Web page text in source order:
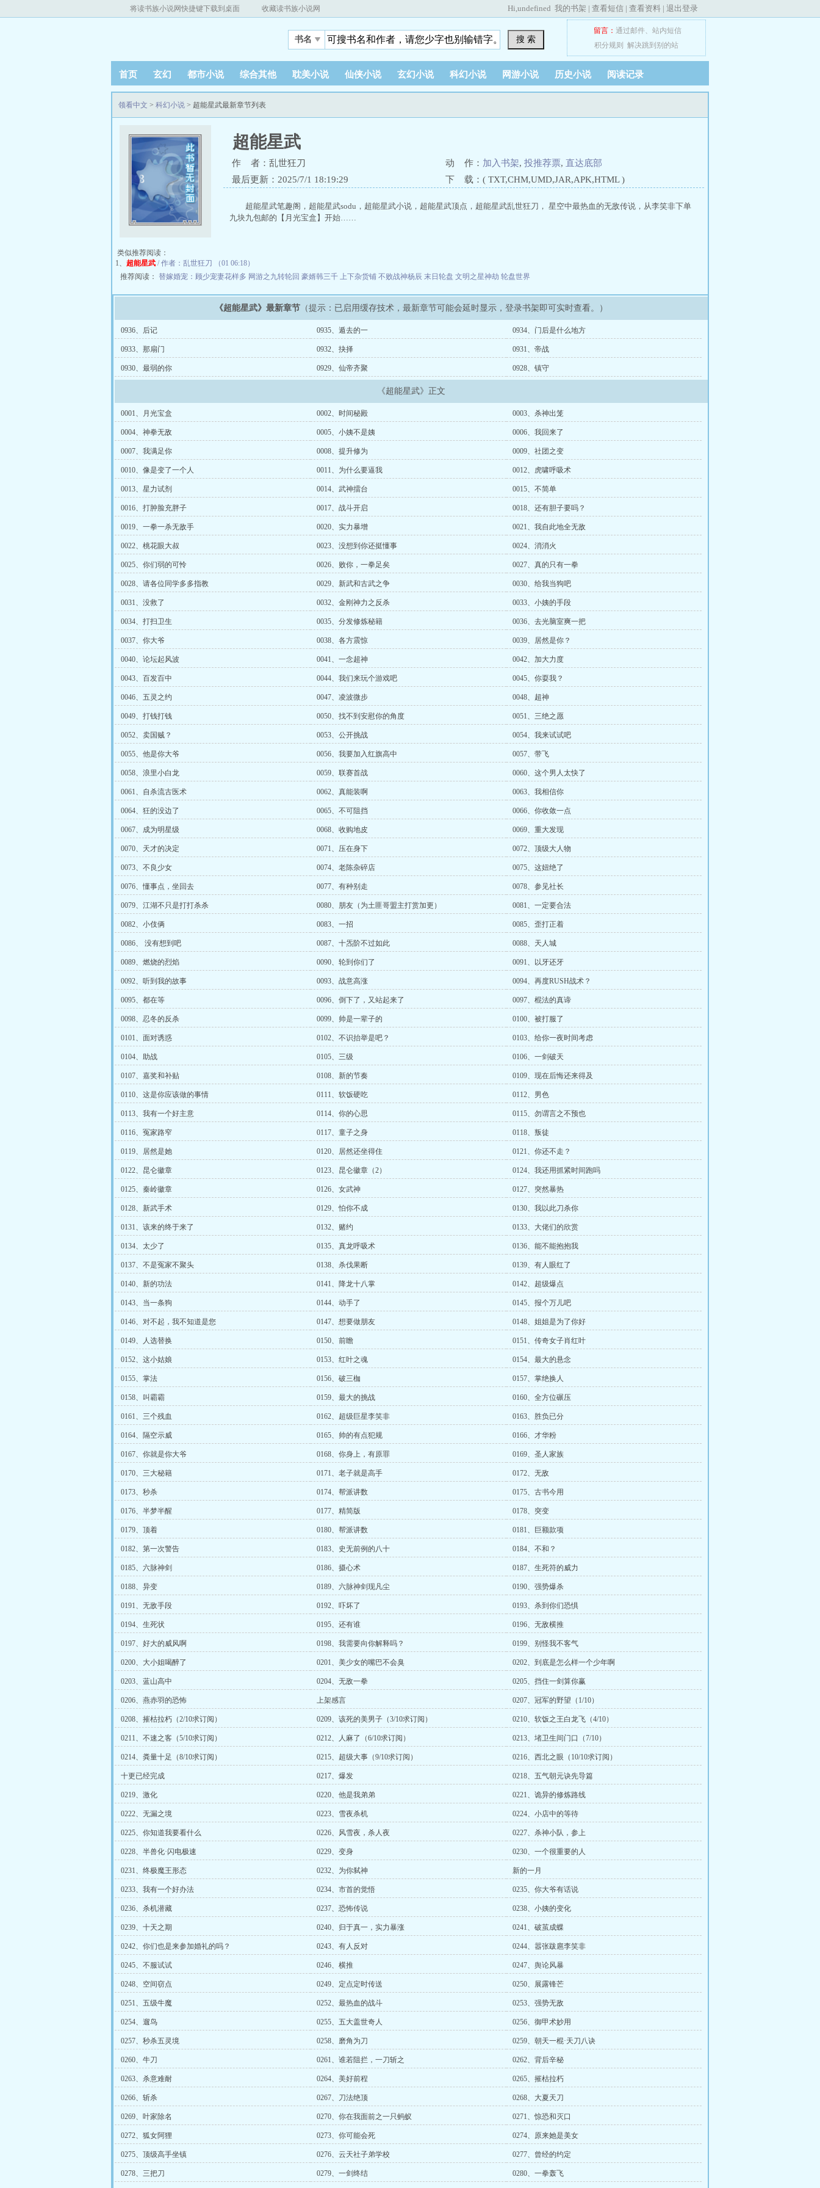
将读书族小说网快捷键下载到桌面 收藏读书族小说网 Hi,undefined 我的书架 | 查看短信 | 查看资料 | 退出登录
书名 搜 索
留言： 通过邮件、 站内短信
积分规则
解决跳到别的站
首页 玄幻 都市小说 综合其他 耽美小说 仙侠小说 玄幻小说 科幻小说 网游小说 历史小说 阅读记录
领看中文 > 科幻小说 > 超能星武最新章节列表
超能星武
作 者：乱世狂刀 动 作： 加入书架, 投推荐票, 直达底部
最后更新：2025/7/1 18:19:29
下 载：( TXT,CHM,UMD,JAR,APK,HTML )
超能星武笔趣阁，超能星武sodu，超能星武小说，超能星武顶点，超能星武乱世狂刀， 星空中最热血的无敌传说，从李笑非下单
九块九包邮的【月光宝盒】开始……
类似推荐阅读：
1、 超能星武 / 作者：乱世狂刀 （01 06:18）
推荐阅读： 替嫁婚宠：顾少宠妻花样多 网游之九转轮回 豪婿韩三千 上下杂货铺 不败战神杨辰 末日轮盘 文明之星神劫 轮盘世界
《超能星武》最新章节 （提示：已启用缓存技术，最新章节可能会延时显示，登录书架即可实时查看。）
0936、后记 0935、遁去的一 0934、门后是什么地方
0933、那扇门 0932、抉择 0931、帝战
0930、最弱的你 0929、仙帝齐聚 0928、镇守
《超能星武》正文
0001、月光宝盒 0002、时间秘殿 0003、杀神出笼
0004、神拳无敌 0005、小姨不是姨 0006、我回来了
0007、我满足你 0008、提升修为 0009、社团之变
0010、像是变了一个人 0011、为什么要逼我 0012、虎啸呼吸术
0013、星力试剂 0014、武神擂台 0015、不简单
0016、打肿脸充胖子 0017、战斗开启 0018、还有胆子要吗？
0019、一拳一杀无敌手 0020、实力暴增 0021、我自此地全无敌
0022、桃花眼大叔 0023、没想到你还挺懂事 0024、消消火
0025、你们弱的可怜 0026、败你，一拳足矣 0027、真的只有一拳
0028、请各位同学多多指教 0029、新武和古武之争 0030、给我当狗吧
0031、没救了 0032、金刚神力之反杀 0033、小姨的手段
0034、打扫卫生 0035、分发修炼秘籍 0036、去光脑室爽一把
0037、你大爷 0038、各方震惊 0039、居然是你？
0040、论坛起风波 0041、一念超神 0042、加大力度
0043、百发百中 0044、我们来玩个游戏吧 0045、你耍我？
0046、五灵之约 0047、凌波微步 0048、超神
0049、打钱打钱 0050、找不到安慰你的角度 0051、三绝之愿
0052、卖国贼？ 0053、公开挑战 0054、我来试试吧
0055、他是你大爷 0056、我要加入红旗高中 0057、带飞
0058、浪里小白龙 0059、联赛首战 0060、这个男人太快了
0061、自杀流古医术 0062、真能装啊 0063、我相信你
0064、狂的没边了 0065、不可阻挡 0066、你收敛一点
0067、成为明星级 0068、收购地皮 0069、重大发现
0070、天才的决定 0071、压在身下 0072、顶级大人物
0073、不良少女 0074、老陈杂碎店 0075、这妞绝了
0076、懂事点，坐回去 0077、有种别走 0078、参见社长
0079、江湖不只是打打杀杀 0080、朋友（为土匪哥盟主打赏加更） 0081、一定要合法
0082、小伎俩 0083、一招 0085、歪打正着
0086、 没有想到吧 0087、十炁阶不过如此 0088、天人城
0089、燃烧的烈焰 0090、轮到你们了 0091、以牙还牙
0092、听到我的故事 0093、战意高涨 0094、再度RUSH战术？
0095、都在等 0096、倒下了，又站起来了 0097、棍法的真谛
0098、忍冬的反杀 0099、帅是一辈子的 0100、被打服了
0101、面对诱惑 0102、不识抬举是吧？ 0103、给你一夜时间考虑
0104、助战 0105、三级 0106、一剑破天
0107、嘉奖和补贴 0108、新的节奏 0109、现在后悔还来得及
0110、这是你应该做的事情 0111、软饭硬吃 0112、男色
0113、我有一个好主意 0114、你的心思 0115、勿谓言之不预也
0116、冤家路窄 0117、童子之身 0118、叛徒
0119、居然是她 0120、居然还坐得住 0121、你还不走？
0122、昆仑徽章 0123、昆仑徽章（2） 0124、我还用抓紧时间跑吗
0125、秦岭徽章 0126、女武神 0127、突然暴热
0128、新武手术 0129、怕你不成 0130、我以此刀杀你
0131、该来的终于来了 0132、赌约 0133、大佬们的欣赏
0134、太少了 0135、真龙呼吸术 0136、能不能抱抱我
0137、不是冤家不聚头 0138、杀伐果断 0139、有人眼红了
0140、新的功法 0141、降龙十八掌 0142、超级爆点
0143、当一条狗 0144、动手了 0145、报个万儿吧
0146、对不起，我不知道是您 0147、想要做朋友 0148、姐姐是为了你好
0149、人选替换 0150、前瞻 0151、传奇女子肖红叶
0152、这小姑娘 0153、红叶之魂 0154、最大的悬念
0155、掌法 0156、破三枷 0157、掌绝换人
0158、叫霸霸 0159、最大的挑战 0160、全方位碾压
0161、三个残血 0162、超级巨星李笑非 0163、胜负已分
0164、隔空示威 0165、帅的有点犯规 0166、才华粉
0167、你就是你大爷 0168、你身上，有原罪 0169、圣人家族
0170、三大秘籍 0171、老子就是高手 0172、无敌
0173、秒杀 0174、帮派讲数 0175、古书今用
0176、半梦半醒 0177、精简版 0178、突变
0179、顶着 0180、帮派讲数 0181、巨额款项
0182、第一次警告 0183、史无前例的八十 0184、不和？
0185、六脉神剑 0186、摄心术 0187、生死符的威力
0188、异变 0189、六脉神剑现凡尘 0190、强势爆杀
0191、无敌手段 0192、吓坏了 0193、杀到你们恐惧
0194、生死状 0195、还有谁 0196、无敌横推
0197、好大的威风啊 0198、我需要向你解释吗？ 0199、别怪我不客气
0200、大小姐喝醉了 0201、美少女的嘴巴不会臭 0202、到底是怎么样一个少年啊
0203、蓝山高中 0204、无敌一拳 0205、挡住一剑算你赢
0206、燕赤羽的恐怖 上架感言 0207、冠军的野望（1/10）
0208、摧枯拉朽（2/10求订阅） 0209、该死的美男子（3/10求订阅） 0210、软饭之王白龙飞（4/10）
0211、不速之客（5/10求订阅） 0212、人麻了（6/10求订阅） 0213、堵卫生间门口（7/10）
0214、粪量十足（8/10求订阅） 0215、超级大事（9/10求订阅） 0216、西北之眼（10/10求订阅）
十更已经完成 0217、爆发 0218、五气朝元诀先导篇
0219、激化 0220、他是我弟弟 0221、诡异的修炼路线
0222、无漏之境 0223、雪夜杀机 0224、小店中的等待
0225、你知道我要看什么 0226、风雪夜，杀人夜 0227、杀神小队，参上
0228、半兽化·闪电极速 0229、变身 0230、一个很重要的人
0231、终极魔王形态 0232、为你弑神 新的一月
0233、我有一个好办法 0234、市首的觉悟 0235、你大爷有话说
0236、杀机潜藏 0237、恐怖传说 0238、小姨的变化
0239、十天之期 0240、归于真一，实力暴涨 0241、破茧成蝶
0242、你们也是来参加婚礼的吗？ 0243、有人反对 0244、嚣张跋扈李笑非
0245、不服试试 0246、横推 0247、舆论风暴
0248、空间窃点 0249、定点定时传送 0250、展露锋芒
0251、五级牛魔 0252、最热血的战斗 0253、强势无敌
0254、遛鸟 0255、五大盖世奇人 0256、御甲术妙用
0257、秒杀五灵境 0258、磨角为刀 0259、朝天一棍·天刀八诀
0260、牛刀 0261、谁若阻拦，一刀斩之 0262、背后辛秘
0263、杀意难耐 0264、美好前程 0265、摧枯拉朽
0266、斩杀 0267、刀法绝顶 0268、大夏天刀
0269、叶家除名 0270、你在我面前之一只蚂蚁 0271、惊恐和灭口
0272、狐女阿狸 0273、你可能会死 0274、原来她是美女
0275、顶级高手坐镇 0276、云天社子弟学校 0277、曾经的约定
0278、三把刀 0279、一剑终结 0280、一拳轰飞